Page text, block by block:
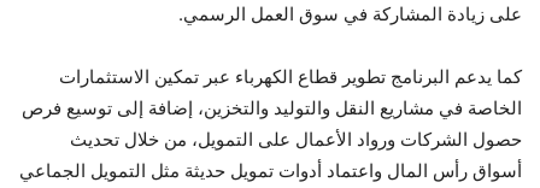
على زيادة المشاركة في سوق العمل الرسمي.
كما يدعم البرنامج تطوير قطاع الكهرباء عبر تمكين الاستثمارات
الخاصة في مشاريع النقل والتوليد والتخزين، إضافة إلى توسيع فرص
حصول الشركات ورواد الأعمال على التمويل، من خلال تحديث
أسواق رأس المال واعتماد أدوات تمويل حديثة مثل التمويل الجماعي